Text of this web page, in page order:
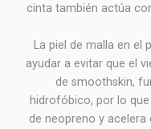
cinta también actúa
La piel de malla en el
ayudar a evitar que el
de smoothskin,
hidrofóbico, por lo
de neopreno y